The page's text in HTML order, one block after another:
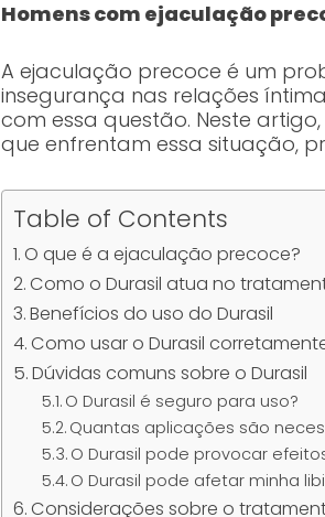
Homens com ejaculação
A ejaculação precoce é um
insegurança nas relações
com essa questão. Neste
que enfrentam essa situação,
Table of Contents
O que é a ejaculação precoce?
Como o Durasil atua no
Benefícios do uso do Durasil
Como usar o Durasil
Dúvidas comuns sobre o Durasil
O Durasil é seguro para uso?
Quantas aplicações são
O Durasil pode provocar
O Durasil pode afetar minha
Considerações sobre o